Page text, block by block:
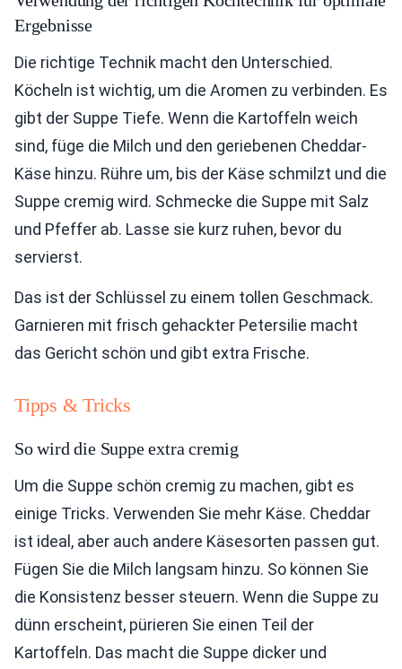
Ergebnisse
Die richtige Technik macht den Unterschied.
Köcheln ist wichtig, um die Aromen zu verbinden. Es
gibt der Suppe Tiefe. Wenn die Kartoffeln weich
sind, füge die Milch und den geriebenen Cheddar-
Käse hinzu. Rühre um, bis der Käse schmilzt und die
Suppe cremig wird. Schmecke die Suppe mit Salz
und Pfeffer ab. Lasse sie kurz ruhen, bevor du
servierst.
Das ist der Schlüssel zu einem tollen Geschmack.
Garnieren mit frisch gehackter Petersilie macht
das Gericht schön und gibt extra Frische.
Tipps & Tricks
So wird die Suppe extra cremig
Um die Suppe schön cremig zu machen, gibt es
einige Tricks. Verwenden Sie mehr Käse. Cheddar
ist ideal, aber auch andere Käsesorten passen gut.
Fügen Sie die Milch langsam hinzu. So können Sie
die Konsistenz besser steuern. Wenn die Suppe zu
dünn erscheint, pürieren Sie einen Teil der
Kartoffeln. Das macht die Suppe dicker und